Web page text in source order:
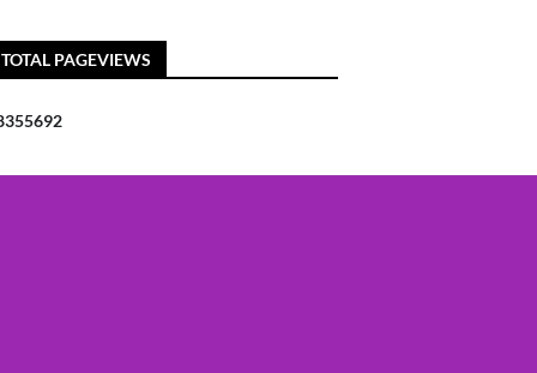
TOTAL PAGEVIEWS
355692